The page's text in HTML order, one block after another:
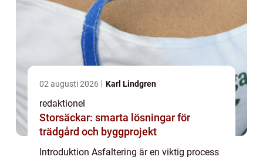
02 augusti 2026 Karl Lindgren
redaktionel
Storsäckar: smarta lösningar för
trädgård och byggprojekt
Introduktion Asfaltering är en viktig process